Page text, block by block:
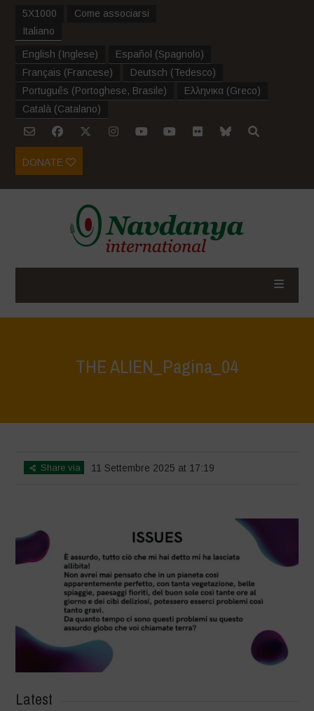
5X1000
Come associarsi
Italiano
English (Inglese) Español (Spagnolo)
Français (Francese) Deutsch (Tedesco)
Português (Portoghese, Brasile) Ελληνικα (Greco)
Català (Catalano)
DONATE
THE ALIEN_Pagina_04
Share via 11 Settembre 2025 at 17:19
Latest